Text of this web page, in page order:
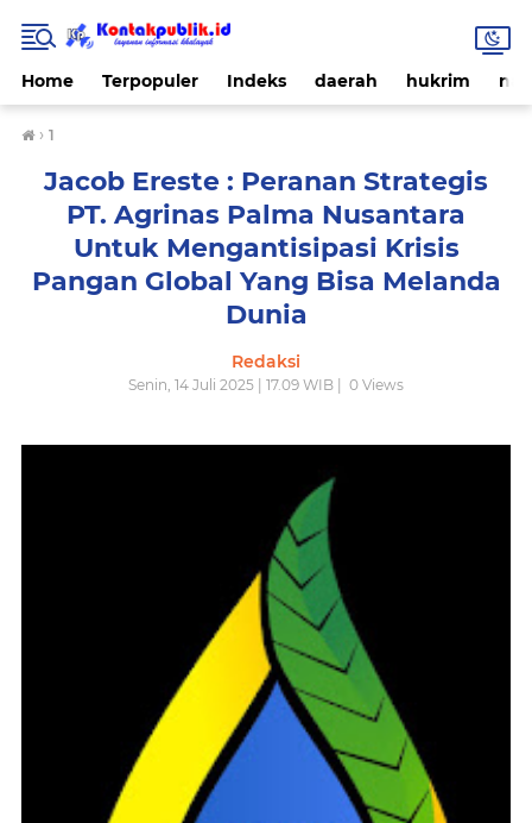
Home Terpopuler Indeks daerah hukrim
› 1
Jacob Ereste : Peranan Strategis
PT. Agrinas Palma Nusantara
Untuk Mengantisipasi Krisis
Pangan Global Yang Bisa Melanda
Dunia
Redaksi
Senin, 14 Juli 2025 | 17.09 WIB | 0 Views